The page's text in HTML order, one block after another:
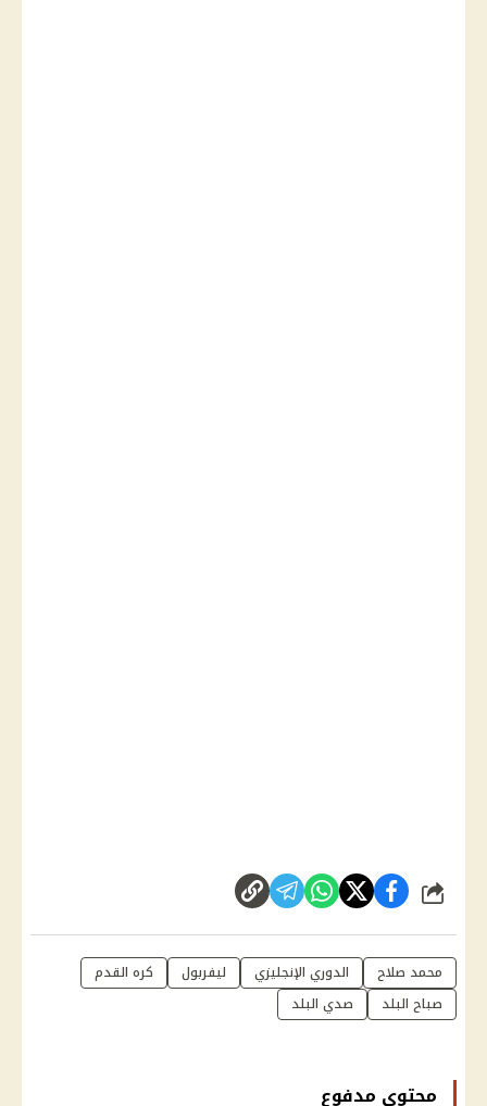
شارك
محمد صلاح الدوري الإنجليزي ليفربول
كره القدم
صباح البلد
صدي البلد
محتوى مدفوع